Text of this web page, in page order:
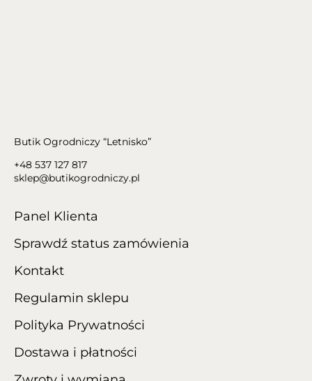
Butik Ogrodniczy “Letnisko”
+48 537 127 817
sklep@butikogrodniczy.pl
Panel Klienta
Sprawdź status zamówienia
Kontakt
Regulamin sklepu
Polityka Prywatności
Dostawa i płatności